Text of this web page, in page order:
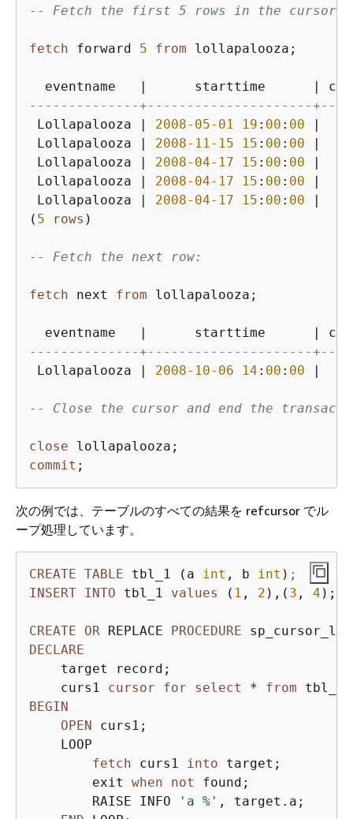
-- Fetch the first 5 rows in the cursor
fetch forward 5 from lollapalooza;
  eventname
      starttime
--------------+---------------------
Lollapalooza
2008-05-01 19 : 00 : 00
Lollapalooza
2008-11-15 15 : 00 : 00
Lollapalooza
2008-04-17 15 : 00 : 00
Lollapalooza
2008-04-17 15 : 00 : 00
Lollapalooza
2008-04-17 15 : 00 : 00
( 5 rows )
-- Fetch the next row:
fetch next from lollapalooza;
  eventname
      starttime
--------------+---------------------
Lollapalooza
2008-10-06 14 : 00 : 00
-- Close the cursor and end the
close
commit
次の例では、テーブルのすべての結果を refcursor でル
ープ処理しています。
CREATE TABLE tbl_1 (a int , b int
INSERT INTO tbl_1 values ( 1 , 2 ),( 3 , 4 );
CREATE OR REPLACE PROCEDURE
DECLARE
    target record;
    curs1
cursor for select * from
BEGIN
OPEN
curs1;
    LOOP
fetch curs1 into target;
        exit
when not
found;
        RAISE INFO
'a %' , target.a;